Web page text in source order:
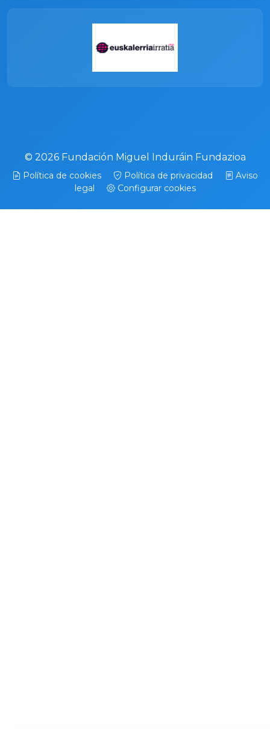
© 2026 Fundación Miguel Induráin Fundazioa
Política de cookies Política de privacidad
Aviso
legal
Configurar cookies